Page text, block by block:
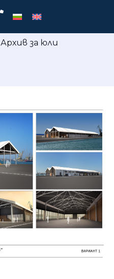
Архив за юли